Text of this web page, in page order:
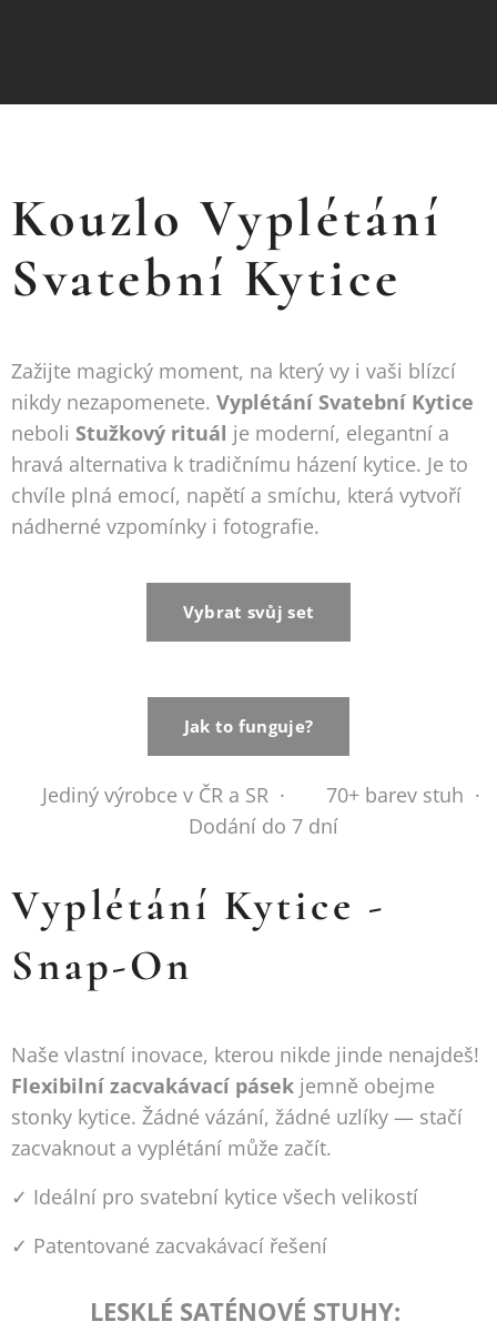
Kouzlo Vyplétání
Svatební Kytice
Zažijte magický moment, na který vy i vaši blízcí
nikdy nezapomenete. Vyplétání Svatební Kytice
neboli Stužkový rituál je moderní, elegantní a
hravá alternativa k tradičnímu házení kytice. Je to
chvíle plná emocí, napětí a smíchu, která vytvoří
nádherné vzpomínky i fotografie.
Vybrat svůj set
Jak to funguje?
✂️ Jediný výrobce v ČR a SR · 🎨 70+ barev stuh ·
🚚 Dodání do 7 dní
Vyplétání Kytice -
Snap-On
Naše vlastní inovace, kterou nikde jinde nenajdeš!
Flexibilní zacvakávací pásek jemně obejme
stonky kytice. Žádné vázání, žádné uzlíky — stačí
zacvaknout a vyplétání může začít.
✓ Ideální pro svatební kytice všech velikostí
✓ Patentované zacvakávací řešení
LESKLÉ SATÉNOVÉ STUHY: